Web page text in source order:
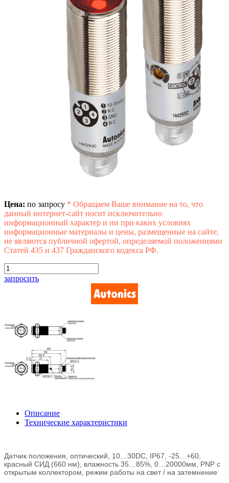
Цена: по запросу * Обращаем Ваше внимание на то, что
данный интернет-сайт носит исключительно
информационный характер и ни при каких условиях
информационные материалы и цены, размещенные на сайте,
не являются публичной офертой, определяемой положениями
Статей 435 и 437 Гражданского кодекса РФ.
запросить
Описание
Технические характеристики
Датчик положения, оптический, 10…30DC, IP67, -25…+60,
красный СИД (660 нм), влажность 35…85%, 0…20000мм, PNP с
открытым коллектором, режим работы на свет / на затемнение